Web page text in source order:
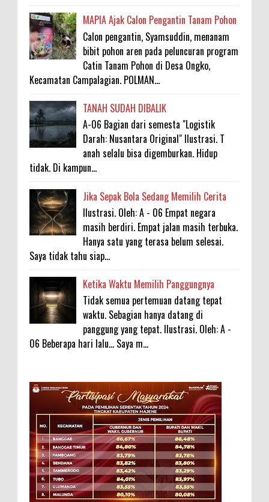
MAPIA Ajak Calon Pengantin Tanam Pohon
Calon pengantin, Syamsuddin, menanam
bibit pohon aren pada peluncuran program
Catin Tanam Pohon di Desa Ongko,
Kecamatan Campalagian. POLMAN...
TANAH SUDAH DIBALIK
A-06 Bagian dari semesta "Logistik
Darah: Nusantara Original" Ilustrasi. T
anah selalu bisa digemburkan. Hidup
tidak. Di kampun...
Jika Sepak Bola Sedang Memilih Cerita
Ilustrasi. Oleh: A - 06 Empat negara
masih berdiri. Empat jalan masih terbuka.
Hanya satu yang terasa belum selesai.
Saya tidak tahu siap...
Ketika Waktu Memilih Panggungnya
Tidak semua pertemuan datang tepat
waktu. Sebagian hanya datang di
panggung yang tepat. Ilustrasi. Oleh: A -
06 Beberapa hari lalu... Saya m...